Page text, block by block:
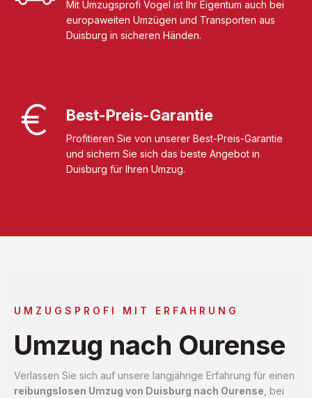
Mit Umzugsprofi Vogel ist Ihr Eigentum auch bei
europaweiten Umzügen und Transporten aus
Duisburg in sicheren Händen.
Best-Preis-Garantie
Profitieren Sie von unserer Best-Preis-Garantie
und sichern Sie sich das beste Angebot in
Duisburg für Ihren Umzug.
UMZUGSPROFI MIT ERFAHRUNG
Umzug nach Ourense
Verlassen Sie sich auf unsere langjährige Erfahrung für einen
reibungslosen Umzug von Duisburg nach Ourense , bei